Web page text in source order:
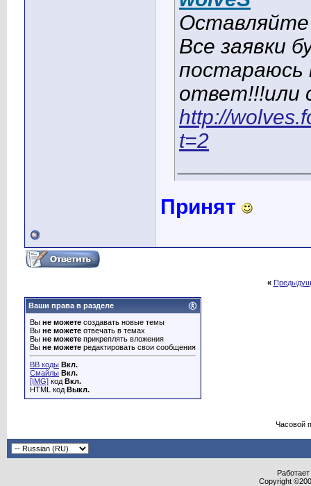
Оставляйте
Все заявки
постараюсь
ответ!!!или
http://
t=2
Принят
«
Ваши права в разделе
Вы не можете создавать новые темы
Вы не можете отвечать в темах
Вы не можете прикреплять вложения
Вы не можете редактировать свои сообщения
BB коды Вкл.
Смайлы Вкл.
[IMG] код Вкл.
HTML код Выкл.
Часовой
Copyright